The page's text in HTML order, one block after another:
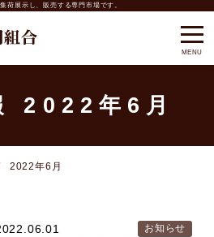
荷展示し、販売する専門市場です。
2022年6月
2022年6月
お知らせ